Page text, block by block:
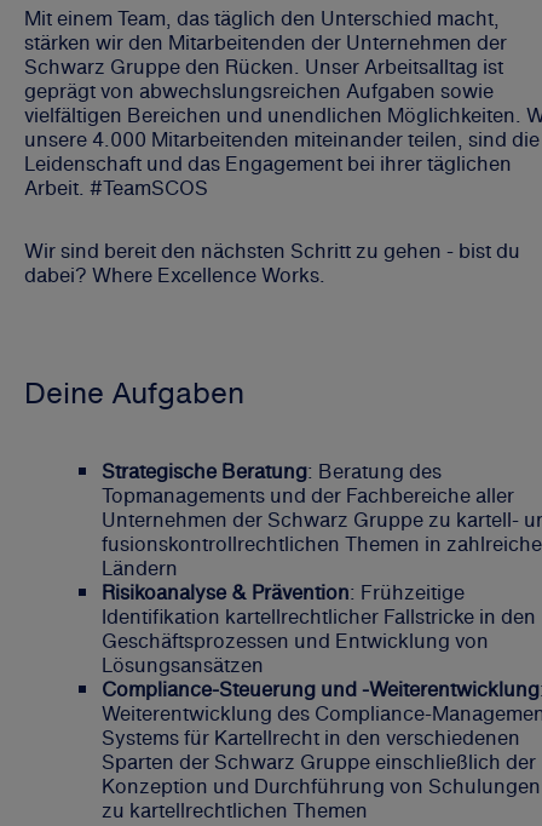
Mit einem Team, das täglich den Unterschied macht,
stärken wir den Mitarbeitenden der Unternehmen der
Schwarz Gruppe den Rücken. Unser Arbeitsalltag ist
geprägt von abwechslungsreichen Aufgaben sowie
vielfältigen Bereichen und unendlichen Möglichkeiten.
unsere 4.000 Mitarbeitenden miteinander teilen, sind die
Leidenschaft und das Engagement bei ihrer täglichen
Arbeit. #TeamSCOS
Wir sind bereit den nächsten Schritt zu gehen - bist du
dabei? Where Excellence Works.
Deine Aufgaben
Strategische Beratung: Beratung des
Topmanagements und der Fachbereiche aller
Unternehmen der Schwarz Gruppe zu kartell-
fusionskontrollrechtlichen Themen in
Ländern
Risikoanalyse & Prävention: Frühzeitige
Identifikation kartellrechtlicher Fallstricke in den
Geschäftsprozessen und Entwicklung von
Lösungsansätzen
Compliance-Steuerung und -Weiterentwicklung
Weiterentwicklung des Compliance-
Systems für Kartellrecht in den verschiedenen
Sparten der Schwarz Gruppe einschließlich der
Konzeption und Durchführung von Schulungen
zu kartellrechtlichen Themen